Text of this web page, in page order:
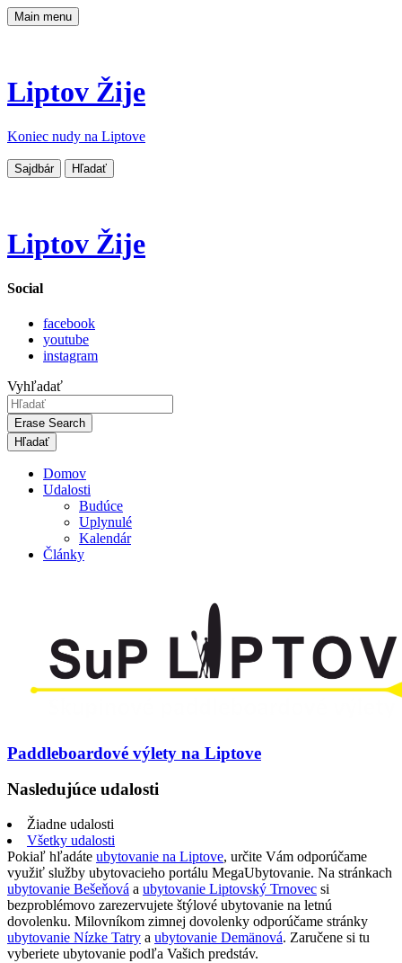
Main menu
Liptov Žije
Koniec nudy na Liptove
Sajdbár Hľadať
Liptov Žije
Social
facebook
youtube
instagram
Vyhľadať
Erase Search
Domov
Udalosti
Budúce
Uplynulé
Kalendár
Články
Paddleboardové výlety na Liptove
Nasledujúce udalosti
Žiadne udalosti
Všetky udalosti
Pokiaľ hľadáte ubytovanie na Liptove, určite Vám odporúčame
využiť služby ubytovacieho portálu MegaUbytovanie. Na stránkach
ubytovanie Bešeňová a ubytovanie Liptovský Trnovec si
bezproblémovo zarezervujete štýlové ubytovanie na letnú
dovolenku. Milovníkom zimnej dovolenky odporúčame stránky
ubytovanie Nízke Tatry a ubytovanie Demänová. Zaručene si tu
vyberiete ubytovanie podľa Vašich predstáv.